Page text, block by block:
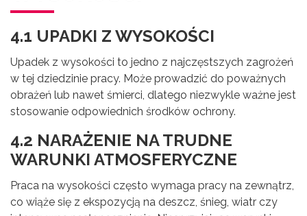
4.1 UPADKI Z WYSOKOŚCI
Upadek z wysokości to jedno z najczęstszych zagrożeń
w tej dziedzinie pracy. Może prowadzić do poważnych
obrażeń lub nawet śmierci, dlatego niezwykle ważne jest
stosowanie odpowiednich środków ochrony.
4.2 NARAŻENIE NA TRUDNE
WARUNKI ATMOSFERYCZNE
Praca na wysokości często wymaga pracy na zewnątrz,
co wiąże się z ekspozycją na deszcz, śnieg, wiatr czy